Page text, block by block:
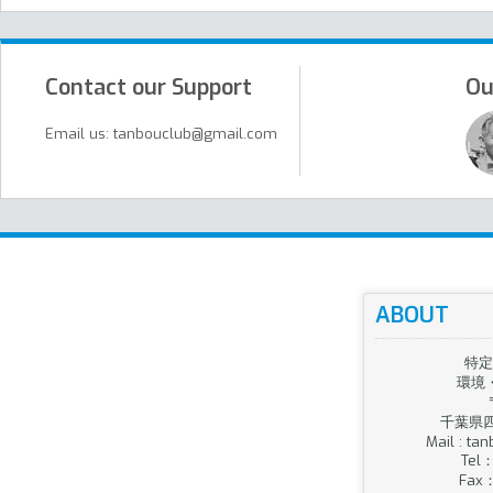
Contact our Support
Email us: tanbouclub@gmail.com
ABOUT
特
環境
千葉県
Mail :
Tel
Fax